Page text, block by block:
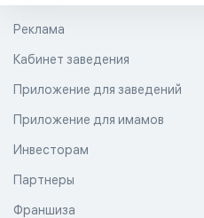
Реклама
Кабинет заведения
Приложение для заведений
Приложение для имамов
Инвесторам
Партнеры
Франшиза